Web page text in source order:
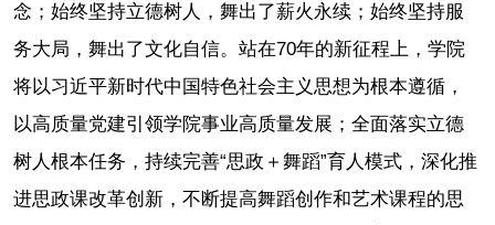
念；始终坚持立德树人，舞出了薪火永续；始终坚持服
务大局，舞出了文化自信。站在70年的新征程上，学院
将以习近平新时代中国特色社会主义思想为根本遵循，
以高质量党建引领学院事业高质量发展；全面落实立德
树人根本任务，持续完善“思政＋舞蹈”育人模式，深化推
进思政课改革创新，不断提高舞蹈创作和艺术课程的思